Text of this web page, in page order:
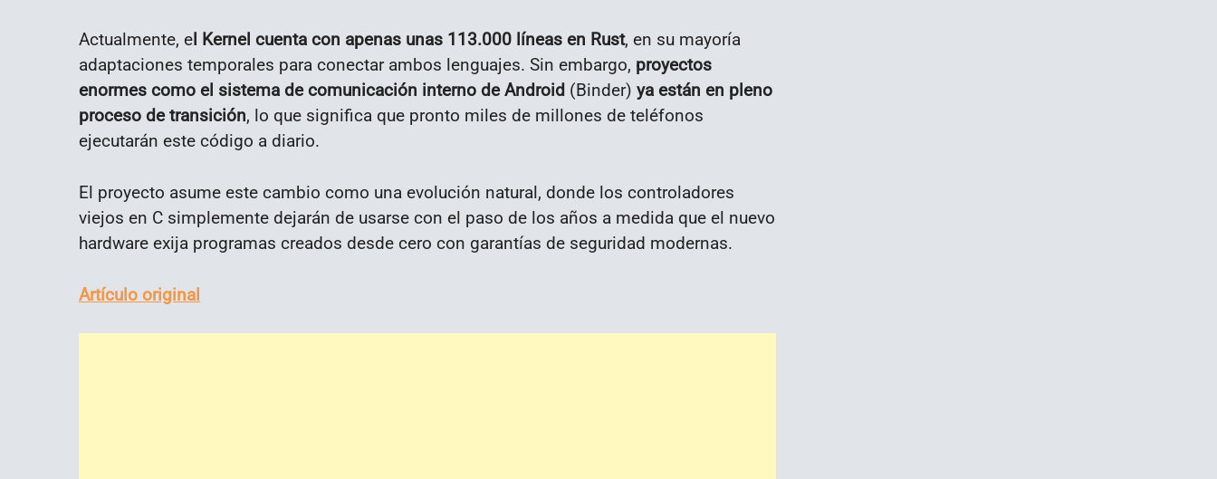
Actualmente, el Kernel cuenta con apenas unas 113.000 líneas en Rust, en su mayoría
adaptaciones temporales para conectar ambos lenguajes. Sin embargo, proyectos
enormes como el sistema de comunicación interno de Android (Binder) ya están en pleno
proceso de transición, lo que significa que pronto miles de millones de teléfonos
ejecutarán este código a diario.
El proyecto asume este cambio como una evolución natural, donde los controladores
viejos en C simplemente dejarán de usarse con el paso de los años a medida que el nuevo
hardware exija programas creados desde cero con garantías de seguridad modernas.
Artículo original